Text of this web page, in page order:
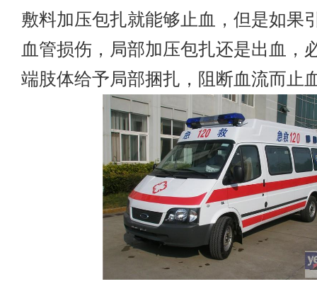
敷料加压包扎就能够止血，但是如果
血管损伤，局部加压包扎还是出血，
端肢体给予局部捆扎，阻断血流而止